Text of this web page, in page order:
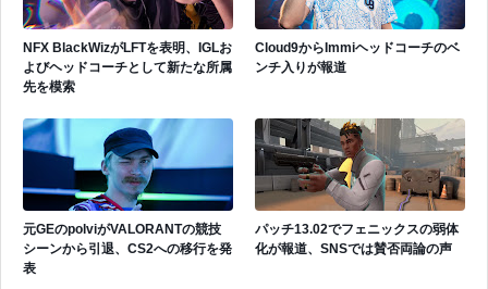
NFX BlackWizがLFTを表明、IGLお
よびヘッドコーチとして新たな所属
先を模索
Cloud9からImmiヘッドコーチのベ
ンチ入りが報道
元GEのpolviがVALORANTの競技
シーンから引退、CS2への移行を発
表
パッチ13.02でフェニックスの弱体
化が報道、SNSでは賛否両論の声